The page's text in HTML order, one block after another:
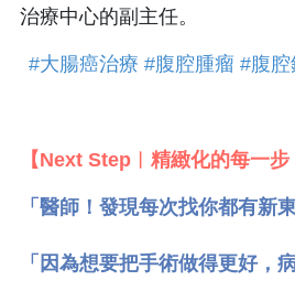
治療中心的副主任。
#大腸癌治療 #腹腔腫瘤 #腹腔
【Next Step︱精緻化的每一步
「醫師！發現每次找你都有新
「因為想要把手術做得更好，